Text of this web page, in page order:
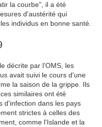
la courbe", il a été
d'austérité qui
individus en bonne santé.
décrite par l'OMS, les
avait suivi le cours d'une
la saison de la grippe. Ils
similaires ont été
d'infection dans les pays
strictes à celles des
comme l'Islande et la